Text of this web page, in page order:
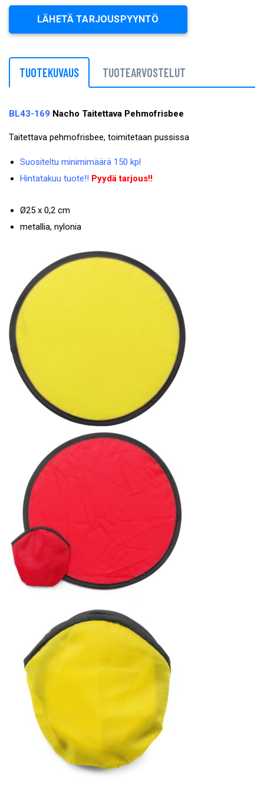
LÄHETÄ TARJOUSPYYNTÖ
TUOTEKUVAUS TUOTEARVOSTELUT
BL43-169 Nacho Taitettava Pehmofrisbee
Taitettava pehmofrisbee, toimitetaan pussissa
Suositeltu minimimäärä 150 kpl
Hintatakuu tuote!! Pyydä tarjous!!
Ø25 x 0,2 cm
metallia, nylonia